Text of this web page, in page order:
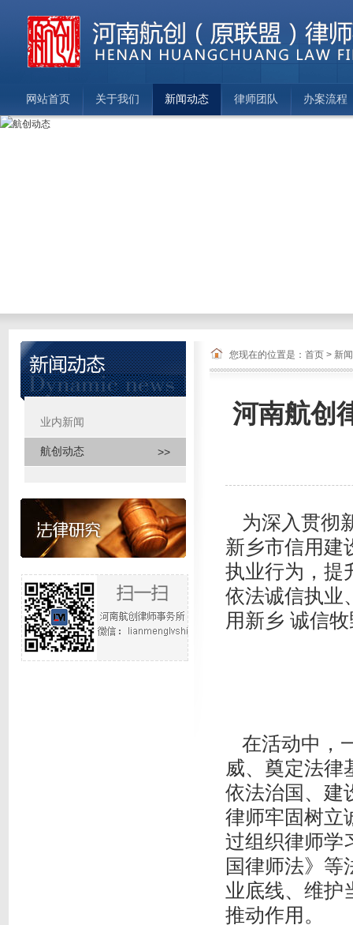
网站首页 关于我们 新闻动态 律师团队 办案流程
业内新闻
航创动态 >>
您现在的位置是： 首页 > 新
河南航创
为深入贯彻
新乡市信用建
执业行为，提
依法诚信执业
用新乡 诚信
在活动中，
威、奠定法律
依法治国、建
律师牢固树立
过组织律师学
国律师法》等
业底线、维护
推动作用。